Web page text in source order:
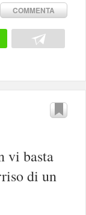
COMMENTA
vi basta
di un